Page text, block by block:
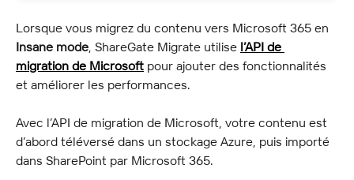
Lorsque vous migrez du contenu vers Microsoft 365 en
Insane mode, ShareGate Migrate utilise l’API de
migration de Microsoft pour ajouter des fonctionnalités
et améliorer les performances.
Avec l’API de migration de Microsoft, votre contenu est
d’abord téléversé dans un stockage Azure, puis importé
dans SharePoint par Microsoft 365.